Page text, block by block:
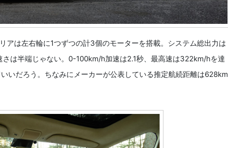
アは左右輪に1つずつの計3個のモーターを搭載。システム総出力は
さは半端じゃない。0-100km/h加速は2.1秒、最高速は322km/hを達
いだろう。ちなみにメーカーが公表している推定航続距離は628km